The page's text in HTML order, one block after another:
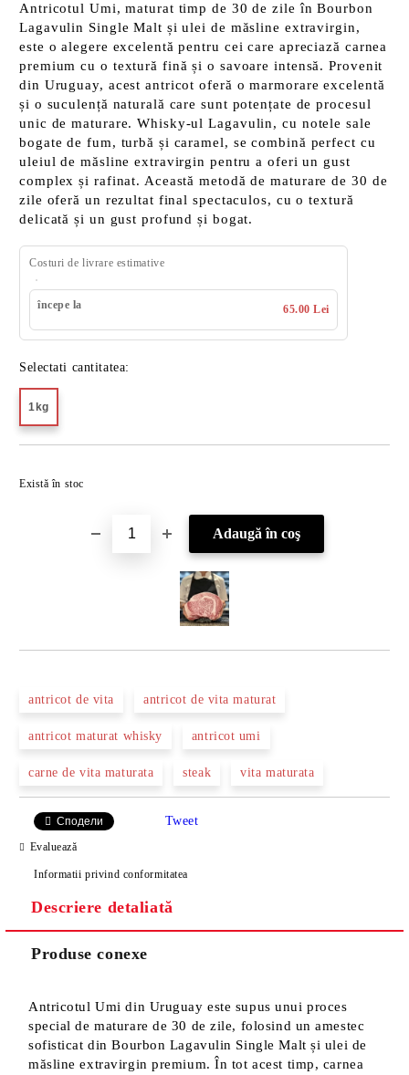
Antricotul Umi, maturat timp de 30 de zile în Bourbon
Lagavulin Single Malt și ulei de măsline extravirgin,
este o alegere excelentă pentru cei care apreciază carnea
premium cu o textură fină și o savoare intensă. Provenit
din Uruguay, acest antricot oferă o marmorare excelentă
și o suculență naturală care sunt potențate de procesul
unic de maturare. Whisky-ul Lagavulin, cu notele sale
bogate de fum, turbă și caramel, se combină perfect cu
uleiul de măsline extravirgin pentru a oferi un gust
complex și rafinat. Această metodă de maturare de 30 de
zile oferă un rezultat final spectaculos, cu o textură
delicată și un gust profund și bogat.
Costuri de livrare estimative
începe la 65.00 Lei
Selectati cantitatea:
1kg
Există în stoc
antricot de vita antricot de vita maturat
antricot maturat whisky antricot umi
carne de vita maturata steak vita maturata
Сподели Tweet
Evaluează
Informatii privind conformitatea
Descriere detaliată
Produse conexe
Antricotul Umi din Uruguay este supus unui proces
special de maturare de 30 de zile, folosind un amestec
sofisticat din Bourbon Lagavulin Single Malt și ulei de
măsline extravirgin premium. În tot acest timp, carnea